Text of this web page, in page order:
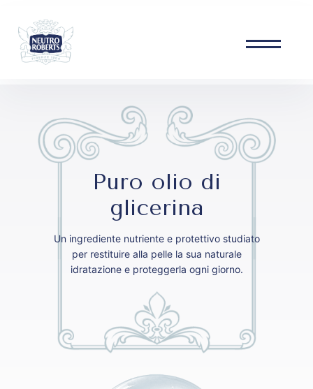
content
Puro olio di
glicerina
Un ingrediente nutriente e protettivo studiato
per restituire alla pelle la sua naturale
idratazione e proteggerla ogni giorno.